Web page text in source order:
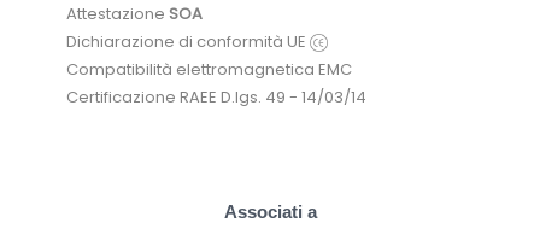
Attestazione SOA
Dichiarazione di conformità UE
Compatibilità elettromagnetica EMC
Certificazione RAEE D.lgs. 49 - 14/03/14
Associati a